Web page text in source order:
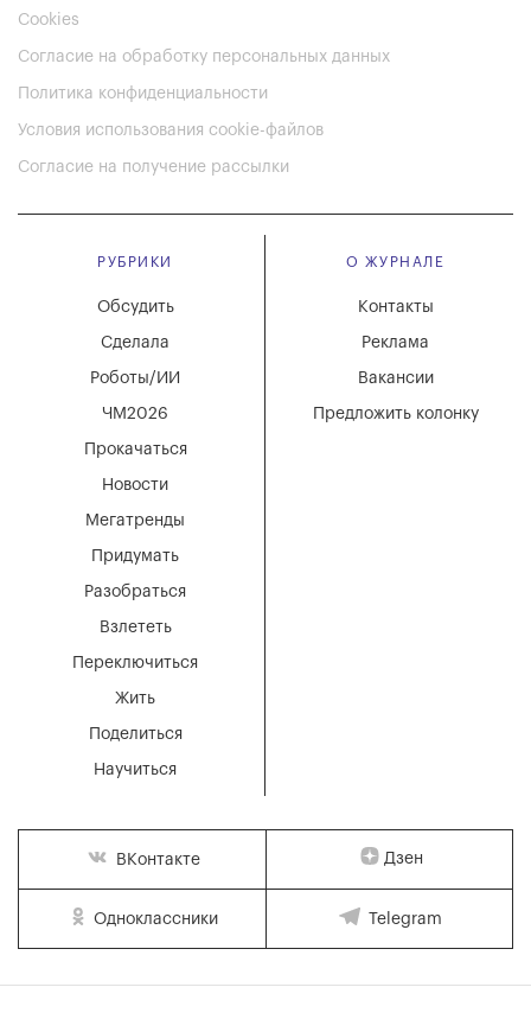
Cookies
Согласие на обработку персональных данных
Политика конфиденциальности
Условия использования cookie-файлов
Согласие на получение рассылки
РУБРИКИ
Мегатренды
Придумать
Разобраться
Взлететь
Новости
Переключиться
Жить
Поделиться
Научиться
Обсудить
Сделала
Роботы/ИИ
ЧМ2026
Прокачаться
О ЖУРНАЛЕ
Вакансии
Реклама
Контакты
Предложить колонку
ВКонтакте Дзен
Одноклассники Telegram